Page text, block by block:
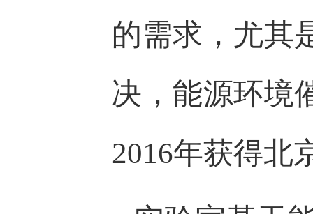
的需求，尤其
决，能源环境
2016年获得北